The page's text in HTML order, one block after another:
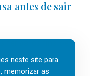
antes de sair
férias, os fins-de-
fica mais
neste site para
memorizar as